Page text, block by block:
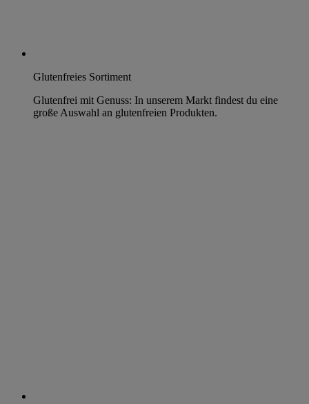
Glutenfreies Sortiment
Glutenfrei mit Genuss: In unserem Markt findest du eine
große Auswahl an glutenfreien Produkten.